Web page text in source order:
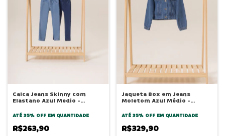
Calca Jeans Skinny com
Elastano Azul Medio -
ATÉ 35% OFF EM QUANTIDADE
R$263,90
Jaqueta Box em Jeans
Moletom Azul Médio -
ATÉ 35% OFF EM QUANTIDADE
R$329,90